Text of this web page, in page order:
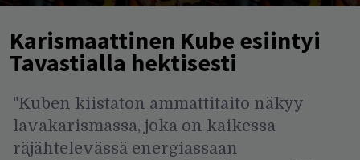
Karismaattinen Kube esiintyi
Tavastialla hektisesti
"Kuben kiistaton ammattitaito näkyy
lavakarismassa, joka on kaikessa
räjähtelevässä energiassaan